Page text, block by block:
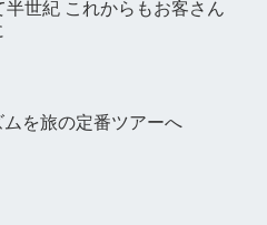
半世紀 これからもお客さん
を旅の定番ツアーへ